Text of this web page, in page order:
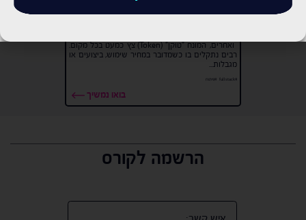
מה זה טוקן (Token) בינה מלאכותית ולמה הוא משמש?
ואחרים, המונח "טוקן" (Token) צץ כמעט בכל מקום.
רבים נתקלים בו כשמדובר במחיר שימוש, ביצועים או
מגבלות...
#fullstack #פיתוח
בואו נמשיך
הרשמה לקורס